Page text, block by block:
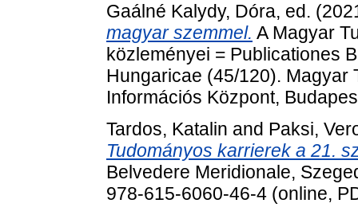
Gaálné Kalydy, Dóra, ed.
magyar szemmel. A Magyar
közleményei = Publicationes
Hungaricae (45/120). Magyar
Információs Központ,
Tardos, Katalin and Paksi,
Tudományos karrierek a 21.
Belvedere Meridionale,
978-615-6060-46-4 (online,